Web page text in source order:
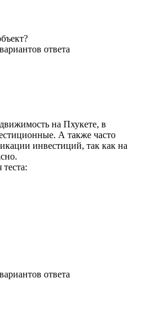
ответа
на Пхукете, в
А также часто
инвестиций, так как на
ответа